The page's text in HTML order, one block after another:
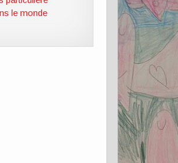
le monde